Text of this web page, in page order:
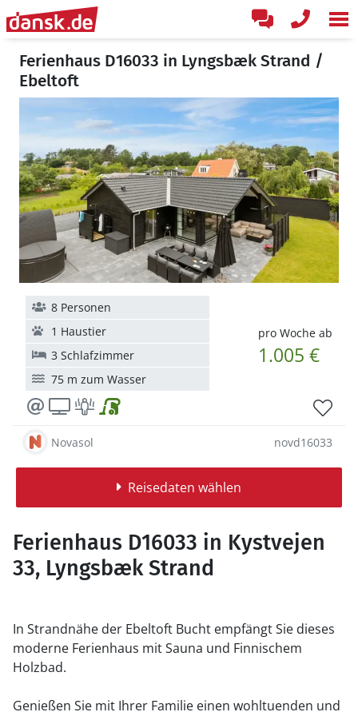
Ferienhaus D16033 in Lyngsbæk Strand /
Ebeltoft
pro Woche ab
1.005 €
8 Personen
1 Haustier
3 Schlafzimmer
75 m zum Wasser
Novasol novd16033
Reisedaten wählen
Ferienhaus D16033 in Kystvejen
33, Lyngsbæk Strand
In Strandnähe der Ebeltoft Bucht empfängt Sie dieses
moderne Ferienhaus mit Sauna und Finnischem
Holzbad.
Genießen Sie mit Ihrer Familie einen wohltuenden und